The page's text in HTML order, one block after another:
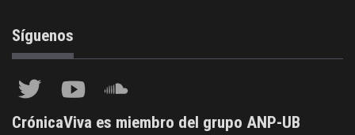
Síguenos
CrónicaViva es miembro del grupo ANP-UB